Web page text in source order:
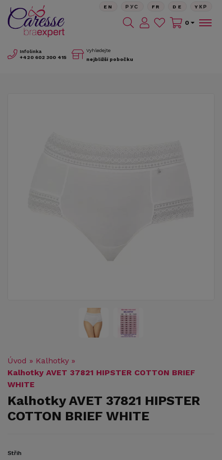
Infolinka
+420 602 300 415
Vyhledejte
nejbližší pobočku
EN РУС FR DE YКР
0
Úvod » Kalhotky »
Kalhotky AVET 37821 HIPSTER COTTON BRIEF
WHITE
Kalhotky AVET 37821 HIPSTER
COTTON BRIEF WHITE
Střih